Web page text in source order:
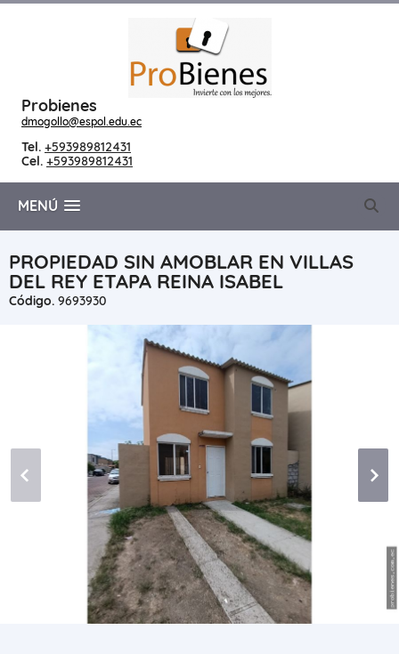
Probienes
dmogollo@espol.edu.ec
Tel. +593989812431
Cel. +593989812431
MENÚ
PROPIEDAD SIN AMOBLAR EN VILLAS
DEL REY ETAPA REINA ISABEL
Código. 9693930